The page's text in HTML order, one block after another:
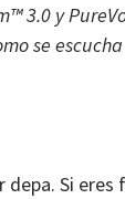
3.0 y
se escucha
Si